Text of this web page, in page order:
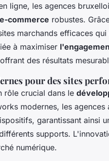
ligne, les agences
commerce robustes.
marchands efficaces
à maximiser
des résultats
pour des sites
rôle crucial dans le
modernes, les agences
garantissant ainsi
supports.
numérique.